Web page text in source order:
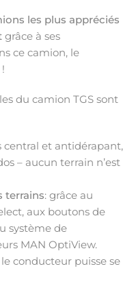
les plus appréciés
grâce à ses
ce camion, le
du camion TGS sont
central et antidérapant,
– aucun terrain n’est
terrains: grâce au
aux boutons de
système de
MAN OptiView.
conducteur puisse se